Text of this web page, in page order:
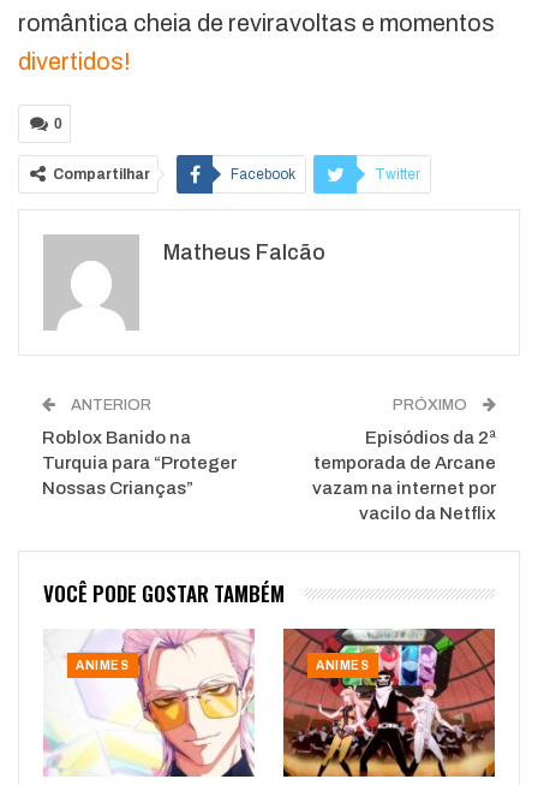
romântica cheia de reviravoltas e momentos
divertidos!
0
Compartilhar Facebook Twitter
WhatsApp
Matheus Falcão
ANTERIOR
Roblox Banido na
Turquia para “Proteger
Nossas Crianças”
PRÓXIMO
Episódios da 2ª
temporada de Arcane
vazam na internet por
vacilo da Netflix
VOCÊ PODE GOSTAR TAMBÉM
ANIMES ANIMES